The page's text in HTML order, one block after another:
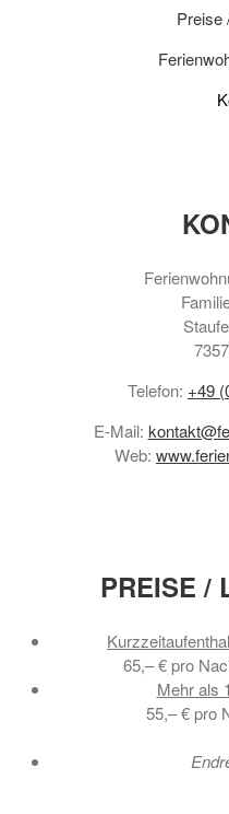
Preise
Telefon: +49
E-Mail:
Web:
PREISE /
65,– € pro
Mehr als
55,– € pro